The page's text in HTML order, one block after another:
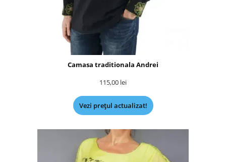
Camasa traditionala Andrei
115,00 lei
Vezi prețul actualizat!